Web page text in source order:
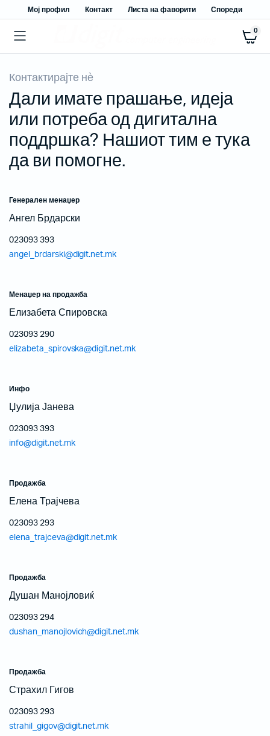
Мој профил Контакт Листа на фаворити Спореди
0
Контактирајте нѐ
Дали имате прашање, идеја
или потреба од дигитална
поддршка? Нашиот тим е тука
да ви помогне.
Генерален менаџер
Ангел Брдарски
023093 393
angel_brdarski@digit.net.mk
Менаџер на продажба
Елизабета Спировска
023093 290
elizabeta_spirovska@digit.net.mk
Инфо
Џулија Јанева
023093 393
info@digit.net.mk
Продажба
Елена Трајчева
023093 293
elena_trajceva@digit.net.mk
Продажба
Душан Манојловиќ
023093 294
dushan_manojlovich@digit.net.mk
Продажба
Страхил Гигов
023093 293
strahil_gigov@digit.net.mk